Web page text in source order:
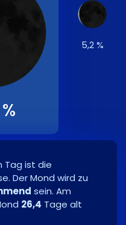
5,2 %
Tag ist die
Der Mond wird zu
sein. Am
26,4 Tage alt